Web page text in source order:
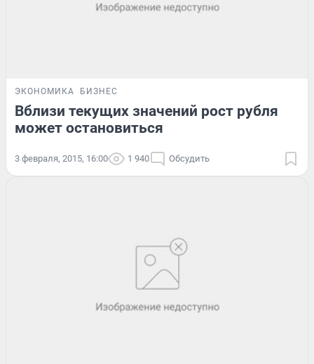
ЭКОНОМИКА БИЗНЕС
Вблизи текущих значений рост рубля
может остановиться
3 февраля, 2015, 16:00 1 940 Обсудить